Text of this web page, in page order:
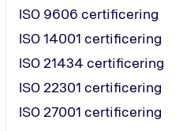
ISO 9606 certificering
ISO 14001 certificering
ISO 21434 certificering
ISO 22301 certificering
ISO 27001 certificering